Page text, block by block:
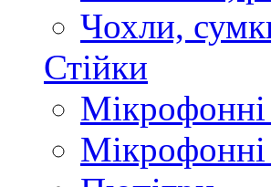
Чохли,
Стійки
Мікрофонні
Мікрофонні